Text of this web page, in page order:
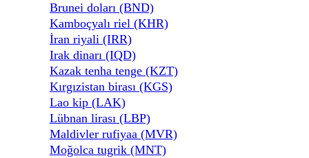
Brunei doları (BND)
Kamboçyalı riel (KHR)
İran riyali (IRR)
Irak dinarı (IQD)
Kazak tenha tenge (KZT)
Kırgızistan birası (KGS)
Lao kip (LAK)
Lübnan lirası (LBP)
Maldivler rufiyaa (MVR)
Moğolca tugrik (MNT)